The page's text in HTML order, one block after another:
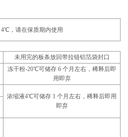
4℃，请在保质期内使用
未用完的板条放回带拉链铝箔袋封口
冻干粉-20℃可储存 6 个月左右，稀释后即
用即弃
浓缩液4℃可储存 1 个月左右，稀释后即用
即弃